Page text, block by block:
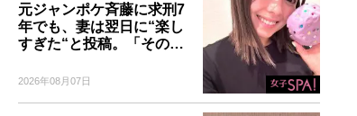
元ジャンポケ斉藤に求刑7
年でも、妻は翌日に“楽し
すぎた“と投稿。「その…
2026年08月07日